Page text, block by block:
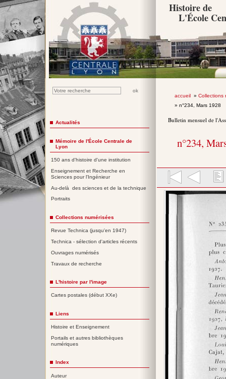
Histoire de
L'École
accueil» Collections
» n°234, Mars 1928
Bulletin mensuel de
n°234,
Actualités
Mémoire de l'École Centrale de
Lyon
150 ans d'histoire d'une institution
Enseignement et Recherche en
Sciences pour l'Ingénieur
Au-delà des sciences et de la technique
Portraits
Collections numérisées
Revue Technica (jusqu'en 1947)
Technica - sélection d'articles récents
Ouvrages numérisés
Travaux de recherche
L'histoire par l'image
Cartes postales (début XXe)
Liens
Histoire et Enseignement
Portails et autres bibliothèques
numériques
Index
Auteur